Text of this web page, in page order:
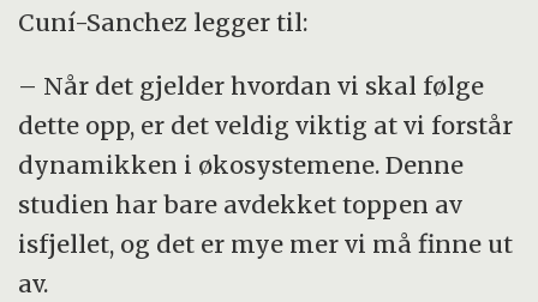
Cuní-Sanchez legger til:
– Når det gjelder hvordan vi skal følge
dette opp, er det veldig viktig at vi forstår
dynamikken i økosystemene. Denne
studien har bare avdekket toppen av
isfjellet, og det er mye mer vi må finne ut
av.